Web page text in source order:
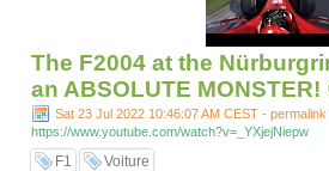
The F2004 at the
an ABSOLUTE MONSTER!
Sat 23 Jul 2022 10:46:07 AM CEST - permalink
https://www.youtube.com/watch?v=_YXjejNiepw
F1 Voiture